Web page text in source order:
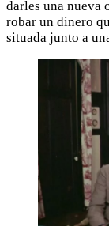
darles una nueva
robar un dinero
situada junto a